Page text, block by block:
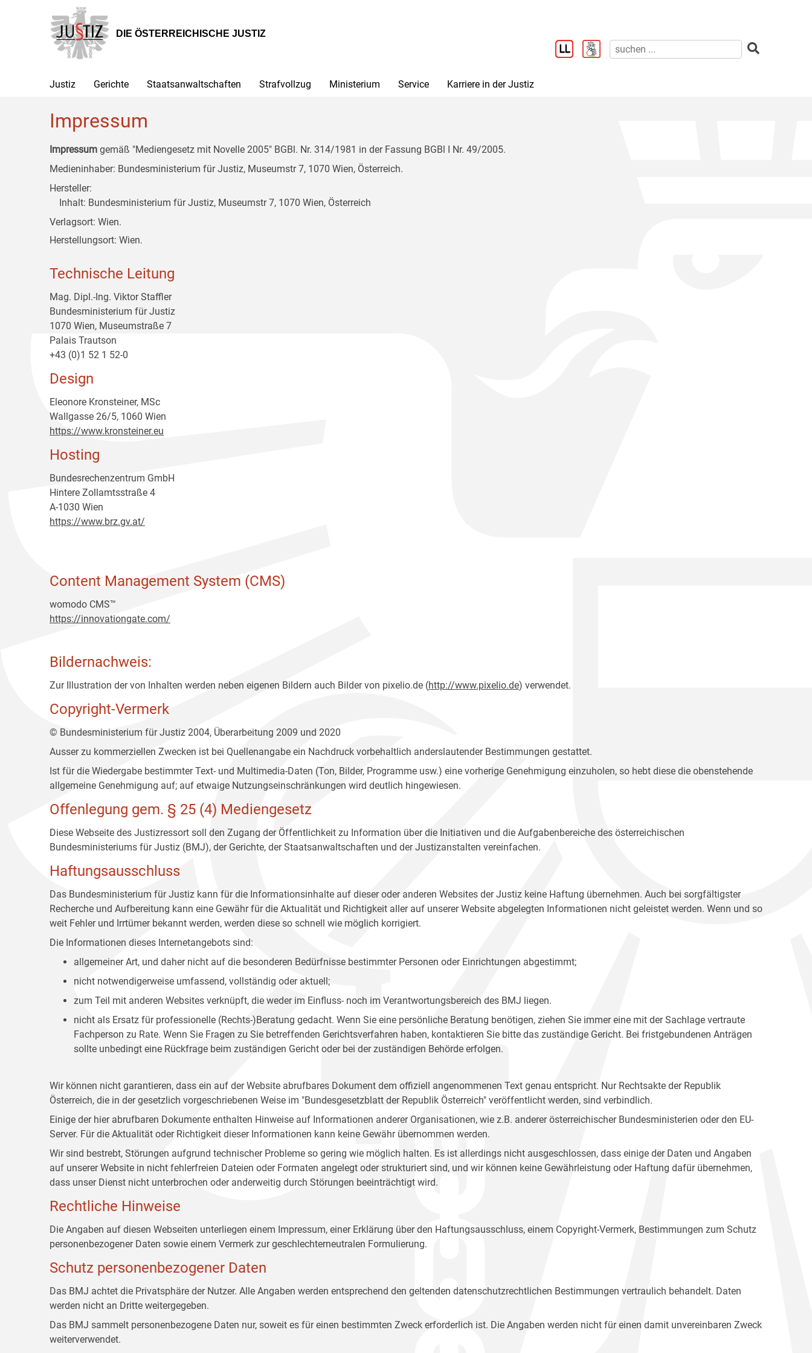
Hauptnavigation
[1]
Inhalt
[2]
Untermenü
[3]
DIE ÖSTERREICHISCHE JUSTIZ
Justiz Gerichte Staatsanwaltschaften Strafvollzug Ministerium Service Karriere in der Justiz
Impressum
Impressum gemäß "Mediengesetz mit Novelle 2005" BGBl. Nr. 314/1981 in der Fassung BGBl I Nr. 49/2005.
Medieninhaber: Bundesministerium für Justiz, Museumstr 7, 1070 Wien, Österreich.
Hersteller:
Inhalt: Bundesministerium für Justiz, Museumstr 7, 1070 Wien, Österreich
Verlagsort: Wien.
Herstellungsort: Wien.
Technische Leitung
Mag. Dipl.-Ing. Viktor Staffler
Bundesministerium für Justiz
1070 Wien, Museumstraße 7
Palais Trautson
+43 (0)1 52 1 52-0
Design
Eleonore Kronsteiner, MSc
Wallgasse 26/5, 1060 Wien
https://www.kronsteiner.eu
Hosting
Bundesrechenzentrum GmbH
Hintere Zollamtsstraße 4
A-1030 Wien
https://www.brz.gv.at/
Content Management System (CMS)
womodo CMS™
https://innovationgate.com/
Bildernachweis:
Zur Illustration der von Inhalten werden neben eigenen Bildern auch Bilder von pixelio.de (http://www.pixelio.de) verwendet.
Copyright-Vermerk
© Bundesministerium für Justiz 2004, Überarbeitung 2009 und 2020
Ausser zu kommerziellen Zwecken ist bei Quellenangabe ein Nachdruck vorbehaltlich anderslautender Bestimmungen gestattet.
Ist für die Wiedergabe bestimmter Text- und Multimedia-Daten (Ton, Bilder, Programme usw.) eine vorherige Genehmigung einzuholen, so hebt diese die obenstehende
allgemeine Genehmigung auf; auf etwaige Nutzungseinschränkungen wird deutlich hingewiesen.
Offenlegung gem. § 25 (4) Mediengesetz
Diese Webseite des Justizressort soll den Zugang der Öffentlichkeit zu Information über die Initiativen und die Aufgabenbereiche des österreichischen
Bundesministeriums für Justiz (BMJ), der Gerichte, der Staatsanwaltschaften und der Justizanstalten vereinfachen.
Haftungsausschluss
Das Bundesministerium für Justiz kann für die Informationsinhalte auf dieser oder anderen Websites der Justiz keine Haftung übernehmen. Auch bei sorgfältigster
Recherche und Aufbereitung kann eine Gewähr für die Aktualität und Richtigkeit aller auf unserer Website abgelegten Informationen nicht geleistet werden. Wenn und so
weit Fehler und Irrtümer bekannt werden, werden diese so schnell wie möglich korrigiert.
Die Informationen dieses Internetangebots sind:
allgemeiner Art, und daher nicht auf die besonderen Bedürfnisse bestimmter Personen oder Einrichtungen abgestimmt;
nicht notwendigerweise umfassend, vollständig oder aktuell;
zum Teil mit anderen Websites verknüpft, die weder im Einfluss- noch im Verantwortungsbereich des BMJ liegen.
nicht als Ersatz für professionelle (Rechts-)Beratung gedacht. Wenn Sie eine persönliche Beratung benötigen, ziehen Sie immer eine mit der Sachlage vertraute
Fachperson zu Rate. Wenn Sie Fragen zu Sie betreffenden Gerichtsverfahren haben, kontaktieren Sie bitte das zuständige Gericht. Bei fristgebundenen Anträgen
sollte unbedingt eine Rückfrage beim zuständigen Gericht oder bei der zuständigen Behörde erfolgen.
Wir können nicht garantieren, dass ein auf der Website abrufbares Dokument dem offiziell angenommenen Text genau entspricht. Nur Rechtsakte der Republik
Österreich, die in der gesetzlich vorgeschriebenen Weise im "Bundesgesetzblatt der Republik Österreich" veröffentlicht werden, sind verbindlich.
Einige der hier abrufbaren Dokumente enthalten Hinweise auf Informationen anderer Organisationen, wie z.B. anderer österreichischer Bundesministerien oder den EU-
Server. Für die Aktualität oder Richtigkeit dieser Informationen kann keine Gewähr übernommen werden.
Wir sind bestrebt, Störungen aufgrund technischer Probleme so gering wie möglich halten. Es ist allerdings nicht ausgeschlossen, dass einige der Daten und Angaben
auf unserer Website in nicht fehlerfreien Dateien oder Formaten angelegt oder strukturiert sind, und wir können keine Gewährleistung oder Haftung dafür übernehmen,
dass unser Dienst nicht unterbrochen oder anderweitig durch Störungen beeinträchtigt wird.
Rechtliche Hinweise
Die Angaben auf diesen Webseiten unterliegen einem Impressum, einer Erklärung über den Haftungsausschluss, einem Copyright-Vermerk, Bestimmungen zum Schutz
personenbezogener Daten sowie einem Vermerk zur geschlechterneutralen Formulierung.
Schutz personenbezogener Daten
Das BMJ achtet die Privatsphäre der Nutzer. Alle Angaben werden entsprechend den geltenden datenschutzrechtlichen Bestimmungen vertraulich behandelt. Daten
werden nicht an Dritte weitergegeben.
Das BMJ sammelt personenbezogene Daten nur, soweit es für einen bestimmten Zweck erforderlich ist. Die Angaben werden nicht für einen damit unvereinbaren Zweck
weiterverwendet.